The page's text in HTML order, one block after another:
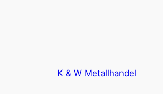
K & W Metallhandel